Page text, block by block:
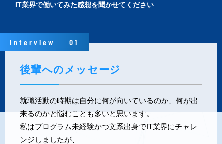
IT業界で働いてみた感想を聞かせてください
Interview 01
後輩へのメッセージ
就職活動の時期は自分に何が向いているのか、何が出
来るのかと悩むことも多いと思います。
私はプログラム未経験かつ文系出身でIT業界にチャレ
ンジしましたが、